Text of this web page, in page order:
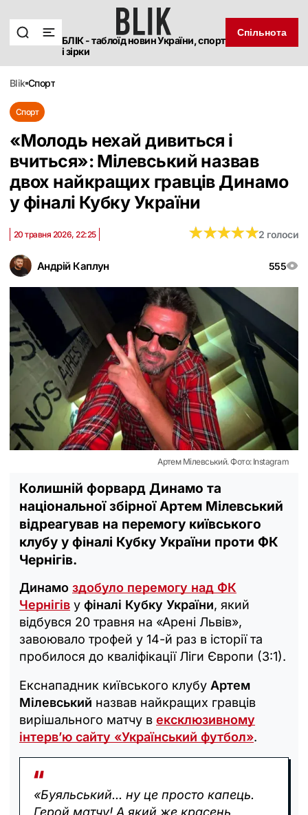
БЛІК - таблоїд новин України, спорт
і зірки
Спільнота
blik спорт
Спорт
«Молодь нехай дивиться і
вчиться»: Мілевський назвав
двох найкращих гравців Динамо
у фіналі Кубку України
Андрій Каплун 555
20 травня 2026, 22:25 ★★★★★
★★★★★2 голоси
Артем Мілевський. Фото: Instagram
Колишній форвард Динамо та
національної збірної Артем Мілевський
відреагував на перемогу київського
клубу у фіналі Кубку України проти ФК
Чернігів.
Динамо здобуло перемогу над ФК
Чернігів у фіналі Кубку України, який
відбувся 20 травня на «Арені Львів»,
завоювало трофей у 14-й раз в історії та
пробилося до кваліфікації Ліги Європи (3:1).
Екснападник київського клубу Артем
Мілевський назвав найкращих гравців
вирішального матчу в ексклюзивному
інтерв’ю сайту «Український футбол».
«Буяльський... ну це просто капець.
Герой матчу! А який же красень